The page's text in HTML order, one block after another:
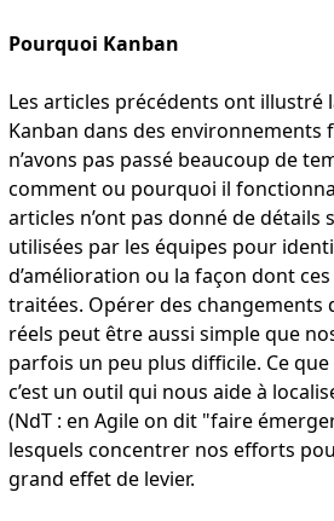
Pourquoi Kanban
Les articles précédents ont illustré
Kanban dans des environnements
n’avons pas passé beaucoup de
comment ou pourquoi il
articles n’ont pas donné de détails
utilisées par les équipes pour
d’amélioration ou la façon dont
traitées. Opérer des changements
réels peut être aussi simple que
parfois un peu plus difficile. Ce
c’est un outil qui nous aide à
(NdT : en Agile on dit "faire
lesquels concentrer nos efforts
grand effet de levier.